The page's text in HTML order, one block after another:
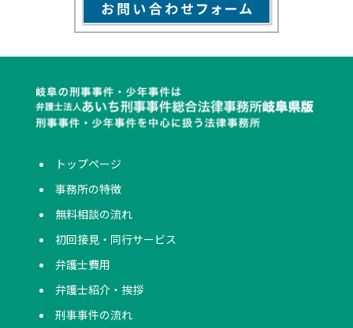
トップページ
事務所の特徴
無料相談の流れ
初回接見・同行サービス
弁護士費用
弁護士紹介・挨拶
刑事事件の流れ